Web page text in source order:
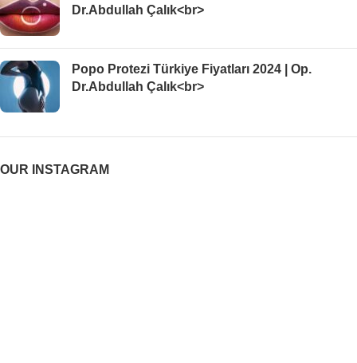
Dr.Abdullah Çalık<br>
Popo Protezi Türkiye Fiyatları 2024 | Op.
Dr.Abdullah Çalık<br>
OUR INSTAGRAM